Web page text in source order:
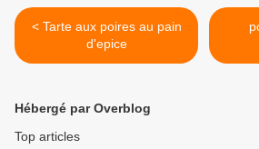
< Tarte aux poires au pain
d'epice
Hébergé par Overblog
Top articles